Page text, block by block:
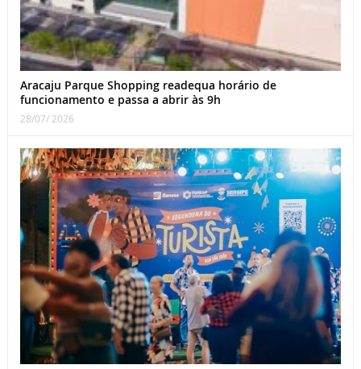
Aracaju Parque Shopping readequa horário de
funcionamento e passa a abrir às 9h
28/07/ 2026